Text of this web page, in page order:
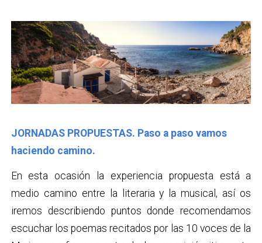
JORNADAS PROPUESTAS. Paso a paso vamos
haciendo camino.
En esta ocasión la experiencia propuesta está a
medio camino entre la literaria y la musical, así os
iremos describiendo puntos donde recomendamos
escuchar los poemas recitados por las 10 voces de la